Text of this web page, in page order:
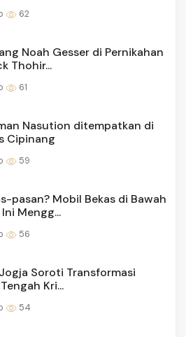
62
Noah Gesser di Pernikahan
Thohir...
61
Nasution ditempatkan di
Cipinang
59
pasan? Mobil Bekas di Bawah
Mengg...
56
Soroti Transformasi
Kri...
54